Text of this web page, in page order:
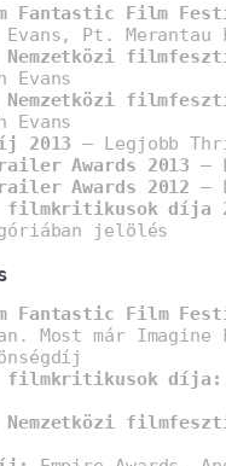
Fantastic Film
Pt. Merantau
Evans
Evans
2013 – Legjobb
Awards 2013 –
Awards 2012 –
filmkritikusok díja
jelölés
Fantastic Film
Most már
filmkritikusok díja: